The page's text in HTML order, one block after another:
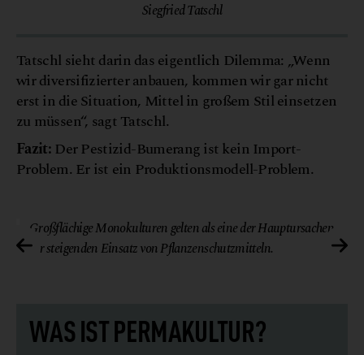
Siegfried Tatschl
Tatschl sieht darin das eigentlich Dilemma: „Wenn
wir diversifizierter anbauen, kommen wir gar nicht
erst in die Situation, Mittel in großem Stil einsetzen
zu müssen“, sagt Tatschl.
Fazit: Der Pestizid-Bumerang ist kein Import-
Problem. Er ist ein Produktionsmodell-Problem.
Großflächige Monokulturen gelten als eine der Hauptursachen
für steigenden Einsatz von Pflanzenschutzmitteln.
WAS IST PERMAKULTUR?